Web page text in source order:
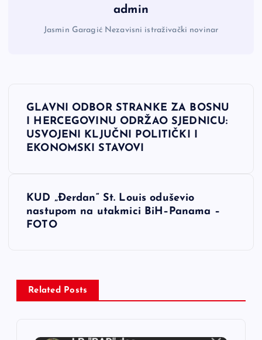
admin
Jasmin Garagić Nezavisni istraživački novinar
NGLAVNI ODBOR STRANKE ZA BOSNU
I HERCEGOVINU ODRŽAO SJEDNICU:
USVOJENI KLJUČNI POLITIČKI I
EKONOMSKI STAVOVI
KUD „Đerdan“ St. Louis oduševio
nastupom na utakmici BiH–Panama –
FOTO
Related Posts